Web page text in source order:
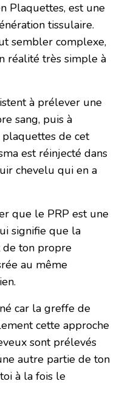
Plaquettes, est une
tissulaire.
sembler complexe,
réalité très simple à
à prélever une
sang, puis à
de cet
est réinjecté dans
chevelu qui en a
que le PRP est une
signifie que la
de ton propre
au même
car la greffe de
cette approche
sont prélevés
autre partie de ton
à la fois le